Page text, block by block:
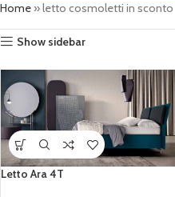
Home »letto cosmoletti in sconto
Show sidebar
Letto Ara 4T